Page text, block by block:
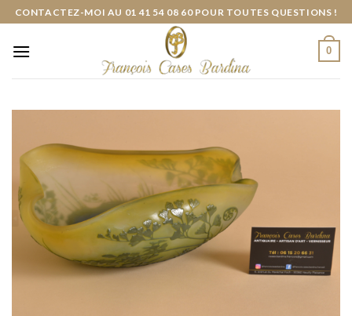
Skip
content
CONTACTEZ-MOI AU 01 41 54 08 60 POUR TOUTES QUESTIONS !
0